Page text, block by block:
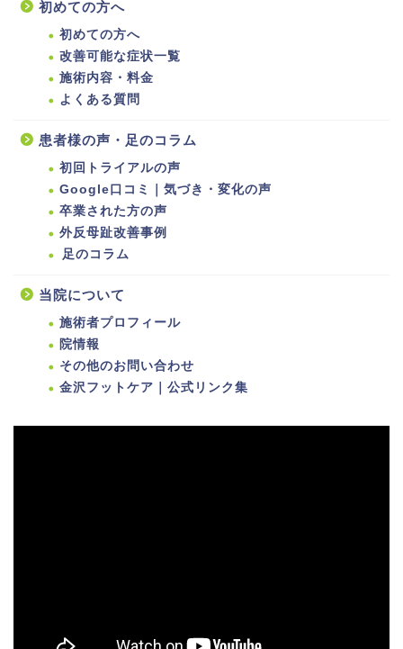
初めての方へ
初めての方へ
改善可能な症状一覧
施術内容・料金
よくある質問
患者様の声・足のコラム
初回トライアルの声
Google口コミ｜気づき・変化の声
卒業された方の声
外反母趾改善事例
足のコラム
当院について
施術者プロフィール
院情報
その他のお問い合わせ
金沢フットケア｜公式リンク集